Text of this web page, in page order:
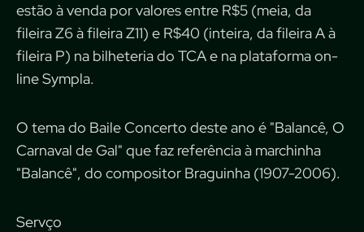
estão à venda por valores entre R$5 (meia, da
fileira Z6 à fileira Z11) e R$40 (inteira, da fileira A à
fileira P) na bilheteria do TCA e na plataforma on-
line Sympla.
O tema do Baile Concerto deste ano é "Balancê, O
Carnaval de Gal" que faz referência à marchinha
"Balancê", do compositor Braguinha (1907-2006).
Servço